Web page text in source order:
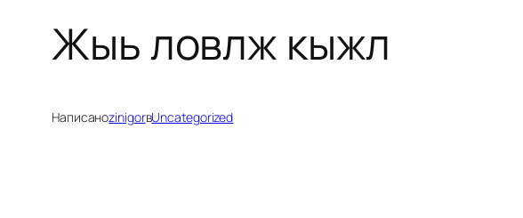
Жыь ловлж кыжл
НаписаноzinigorвUncategorized